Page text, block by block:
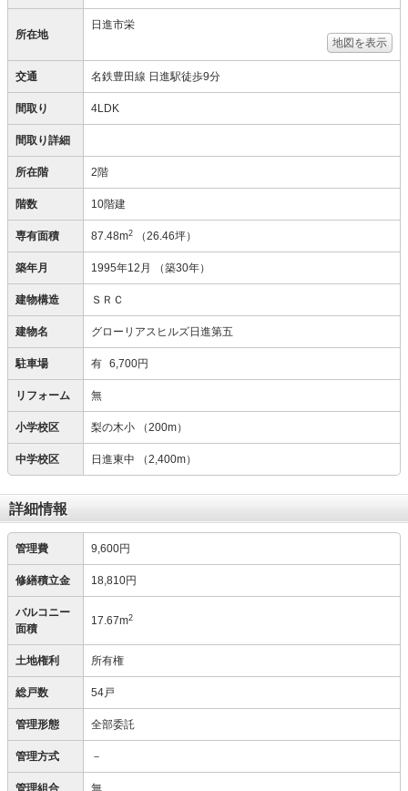
所在地
日進市栄
地図を表示
交通 名鉄豊田線 日進駅徒歩9分
間取り 4LDK
間取り詳細
所在階 2階
階数 10階建
専有面積 87.48m2 （26.46坪）
築年月 1995年12月 （築30年）
建物構造 ＳＲＣ
建物名 グローリアスヒルズ日進第五
駐車場 有 6,700円
リフォーム 無
小学校区 梨の木小 （200m）
中学校区 日進東中 （2,400m）
詳細情報
管理費 9,600円
修繕積立金 18,810円
バルコニー
面積
17.67m2
土地権利 所有権
総戸数 54戸
管理形態 全部委託
管理方式 －
管理組合 無